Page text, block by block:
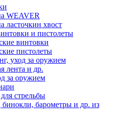
WEAVER
ласточкин хвост
и пистолеты
винтовки
пистолеты
уход за оружием
лента и др.
за оружием
стрельбы
барометры и др. из